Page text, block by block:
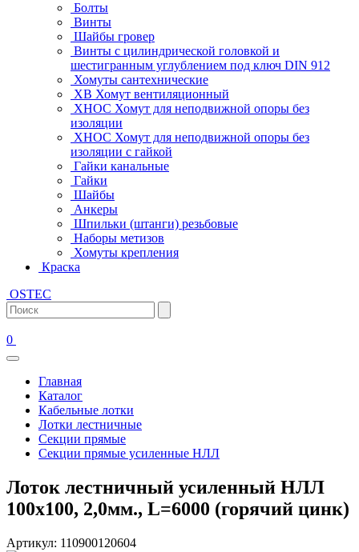
Болты
Винты
Шайбы гровер
Винты с цилиндрической головкой и
шестигранным углублением под ключ DIN 912
Хомуты сантехнические
ХВ Хомут вентиляционный
ХНОС Хомут для неподвижной опоры без
изоляции
ХНОС Хомут для неподвижной опоры без
изоляции с гайкой
Гайки канальные
Гайки
Шайбы
Анкеры
Шпильки (штанги) резьбовые
Наборы метизов
Хомуты крепления
Краска
OSTEC
0
Главная
Каталог
Кабельные лотки
Лотки лестничные
Секции прямые
Секции прямые усиленные НЛЛ
Лоток лестничный усиленный НЛЛ
100х100, 2,0мм., L=6000 (горячий цинк)
Артикул: 110900120604